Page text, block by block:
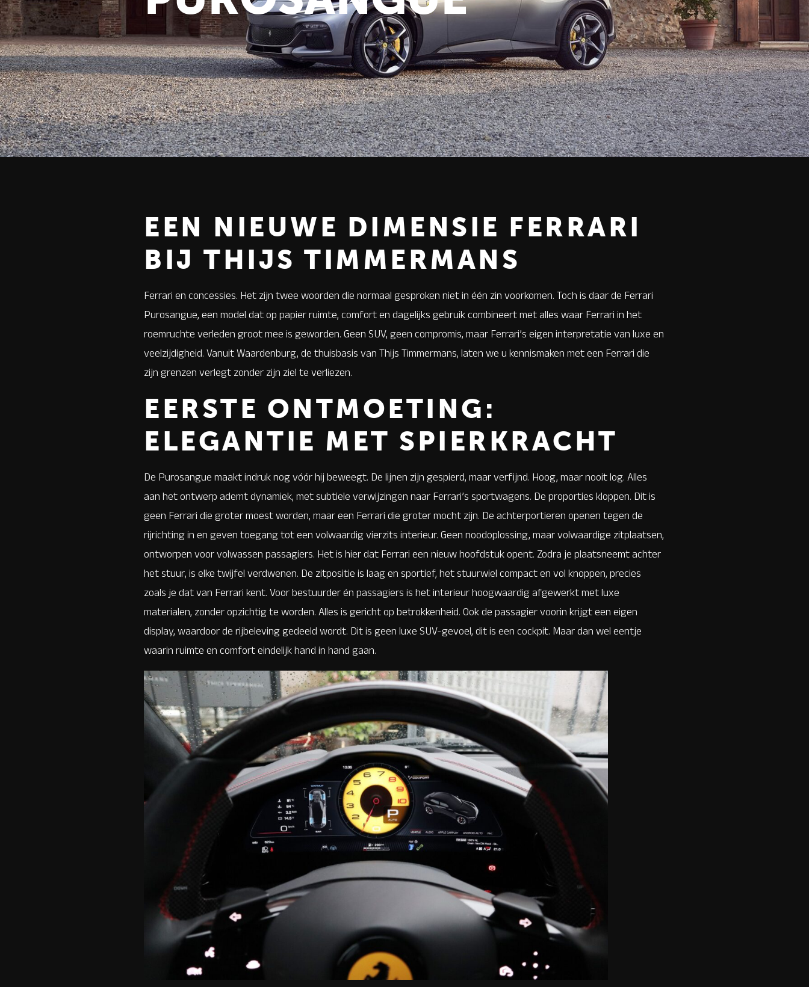
EEN NIEUWE DIMENSIE FERRARI
BIJ THIJS TIMMERMANS
Ferrari en concessies. Het zijn twee woorden die normaal gesproken niet in één zin voorkomen. Toch is daar de Ferrari
Purosangue, een model dat op papier ruimte, comfort en dagelijks gebruik combineert met alles waar Ferrari in het
roemruchte verleden groot mee is geworden. Geen SUV, geen compromis, maar Ferrari’s eigen interpretatie van luxe en
veelzijdigheid. Vanuit Waardenburg, de thuisbasis van Thijs Timmermans, laten we u kennismaken met een Ferrari die
zijn grenzen verlegt zonder zijn ziel te verliezen.
EERSTE ONTMOETING:
ELEGANTIE MET SPIERKRACHT
De Purosangue maakt indruk nog vóór hij beweegt. De lijnen zijn gespierd, maar verfijnd. Hoog, maar nooit log. Alles
aan het ontwerp ademt dynamiek, met subtiele verwijzingen naar Ferrari’s sportwagens. De proporties kloppen. Dit is
geen Ferrari die groter moest worden, maar een Ferrari die groter mocht zijn. De achterportieren openen tegen de
rijrichting in en geven toegang tot een volwaardig vierzits interieur. Geen noodoplossing, maar volwaardige zitplaatsen,
ontworpen voor volwassen passagiers. Het is hier dat Ferrari een nieuw hoofdstuk opent. Zodra je plaatsneemt achter
het stuur, is elke twijfel verdwenen. De zitpositie is laag en sportief, het stuurwiel compact en vol knoppen, precies
zoals je dat van Ferrari kent. Voor bestuurder én passagiers is het interieur hoogwaardig afgewerkt met luxe
materialen, zonder opzichtig te worden. Alles is gericht op betrokkenheid. Ook de passagier voorin krijgt een eigen
display, waardoor de rijbeleving gedeeld wordt. Dit is geen luxe SUV-gevoel, dit is een cockpit. Maar dan wel eentje
waarin ruimte en comfort eindelijk hand in hand gaan.